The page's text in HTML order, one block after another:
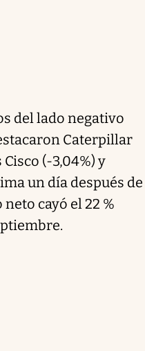
del lado negativo
Caterpillar
(-3,04%) y
un día después de
cayó el 22 %